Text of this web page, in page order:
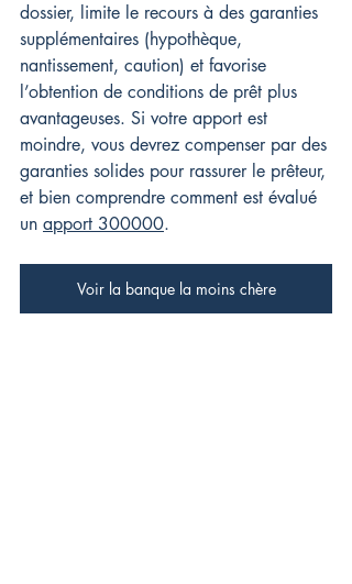
dossier, limite le recours à des garanties
supplémentaires (hypothèque,
nantissement, caution) et favorise
l’obtention de conditions de prêt plus
avantageuses. Si votre apport est
moindre, vous devrez compenser par des
garanties solides pour rassurer le prêteur,
et bien comprendre comment est évalué
un apport 300000.
Voir la banque la moins chère